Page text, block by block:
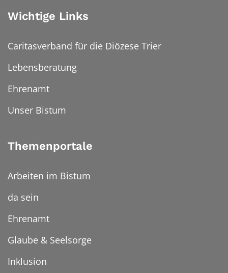
Wichtige Links
Caritasverband für die Diözese Trier
Lebensberatung
Ehrenamt
Unser Bistum
Themenportale
Arbeiten im Bistum
da sein
Ehrenamt
Glaube & Seelsorge
Inklusion